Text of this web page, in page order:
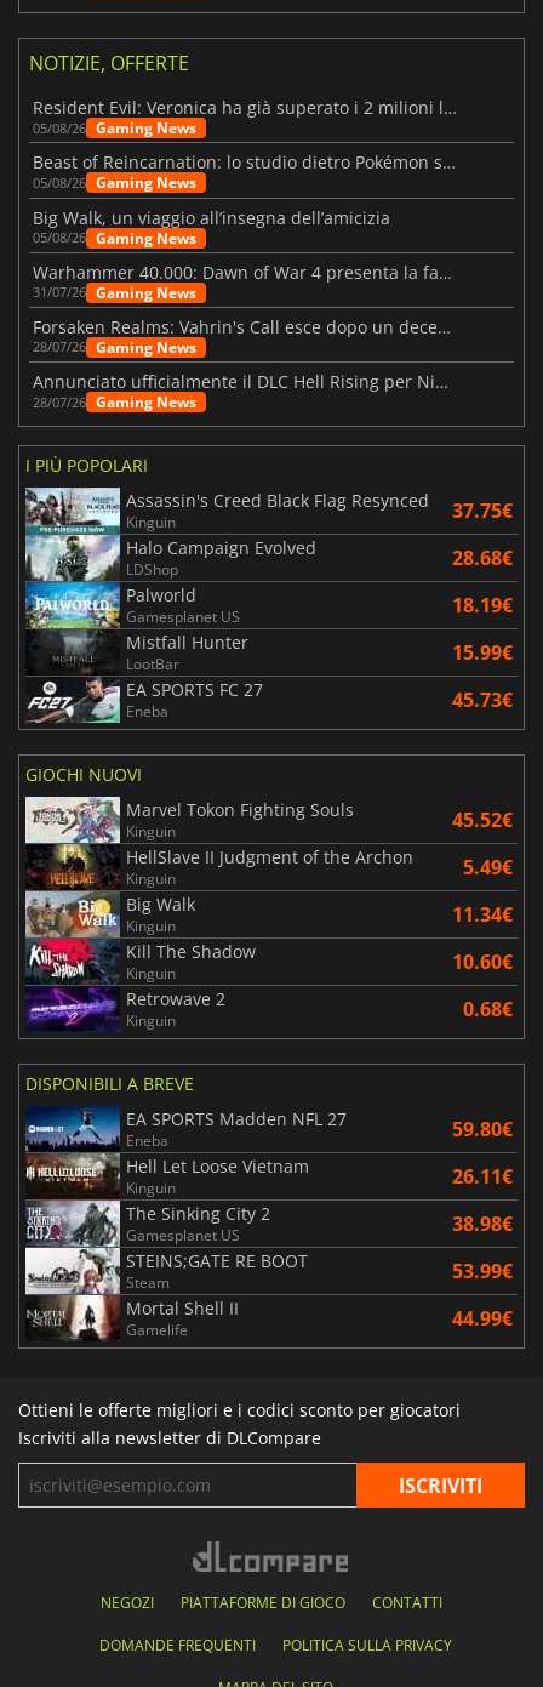
NOTIZIE, OFFERTE
Resident Evil: Veronica ha già superato i 2 milioni liste dei desideri
05/08/26 Gaming News
Beast of Reincarnation: lo studio dietro Pokémon su una nuova strada
05/08/26 Gaming News
Big Walk, un viaggio all’insegna dell’amicizia
05/08/26 Gaming News
Warhammer 40.000: Dawn of War 4 presenta la fazione dei Necron
31/07/26 Gaming News
Forsaken Realms: Vahrin's Call esce dopo un decennio di sviluppo
28/07/26 Gaming News
Annunciato ufficialmente il DLC Hell Rising per Nioh 3
28/07/26 Gaming News
I PIÙ POPOLARI
Assassin's Creed Black Flag Resynced
Kinguin 37.75€
Halo Campaign Evolved
LDShop 28.68€
Palworld
Gamesplanet US 18.19€
Mistfall Hunter
LootBar 15.99€
EA SPORTS FC 27
Eneba 45.73€
GIOCHI NUOVI
Marvel Tokon Fighting Souls
Kinguin 45.52€
HellSlave II Judgment of the Archon
Kinguin 5.49€
Big Walk
Kinguin 11.34€
Kill The Shadow
Kinguin 10.60€
Retrowave 2
Kinguin 0.68€
DISPONIBILI A BREVE
EA SPORTS Madden NFL 27
Eneba 59.80€
Hell Let Loose Vietnam
Kinguin 26.11€
The Sinking City 2
Gamesplanet US 38.98€
STEINS;GATE RE BOOT
Steam 53.99€
Mortal Shell II
Gamelife 44.99€
Ottieni le offerte migliori e i codici sconto per giocatori
Iscriviti alla newsletter di DLCompare
NEGOZI PIATTAFORME DI GIOCO CONTATTI
DOMANDE FREQUENTI POLITICA SULLA PRIVACY